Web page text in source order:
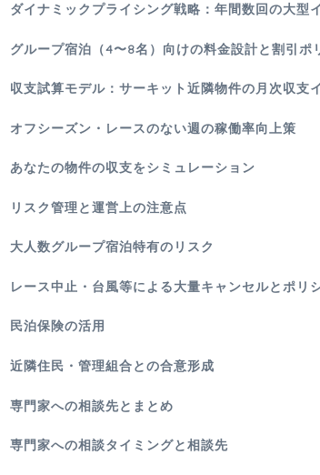
ダイナミックプライシング戦略：年間数回の大型
グループ宿泊（4〜8名）向けの料金設計と割引ポ
収支試算モデル：サーキット近隣物件の月次収支
オフシーズン・レースのない週の稼働率向上策
あなたの物件の収支をシミュレーション
リスク管理と運営上の注意点
大人数グループ宿泊特有のリスク
レース中止・台風等による大量キャンセルとポリ
民泊保険の活用
近隣住民・管理組合との合意形成
専門家への相談先とまとめ
専門家への相談タイミングと相談先